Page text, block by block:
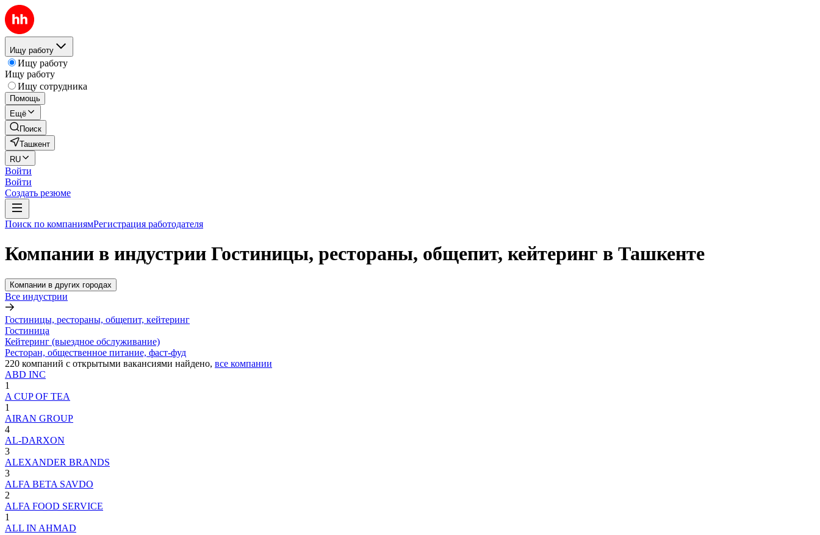
Ищу работу
Ищу работу
Ищу работу
Ищу сотрудника
Помощь
Ещё
Поиск
Ташкент
RU
Войти
Войти
Создать резюме
Поиск по компаниямРегистрация работодателя
Компании в индустрии Гостиницы, рестораны, общепит, кейтеринг в Ташкенте
Компании в других городах
Все индустрии
Гостиницы, рестораны, общепит, кейтеринг
Гостиница
Кейтеринг (выездное обслуживание)
Ресторан, общественное питание, фаст-фуд
220 компаний с открытыми вакансиями найдено, все компании
ABD INC
1
A CUP OF TEA
1
AIRAN GROUP
4
AL-DARXON
3
ALEXANDER BRANDS
3
ALFA BETA SAVDO
2
ALFA FOOD SERVICE
1
ALL IN AHMAD